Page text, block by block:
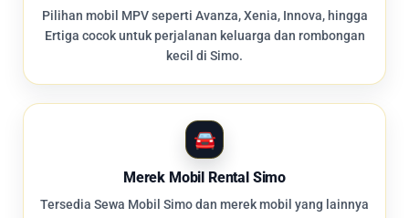
Pilihan mobil MPV seperti Avanza, Xenia, Innova, hingga
Ertiga cocok untuk perjalanan keluarga dan rombongan
kecil di Simo.
Merek Mobil Rental Simo
Tersedia Sewa Mobil Simo dan merek mobil yang lainnya